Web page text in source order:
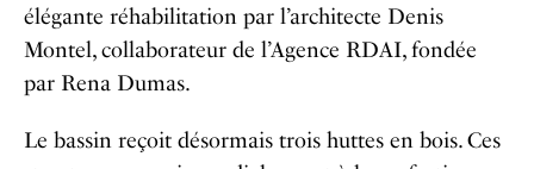
élégante réhabilitation par l’architecte Denis
Montel, collaborateur de l’Agence RDAI, fondée
par Rena Dumas.
Le bassin reçoit désormais trois huttes en bois. Ces